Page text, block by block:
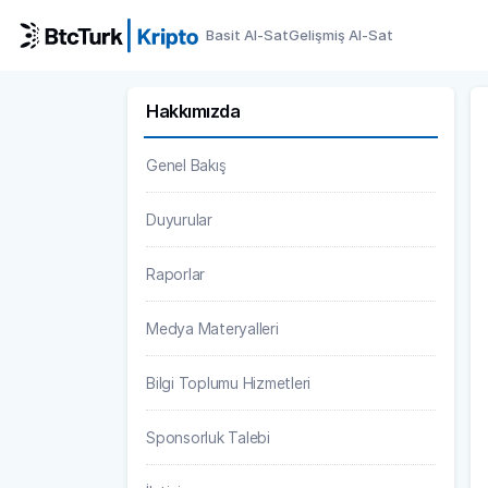
Basit Al-SatGelişmiş Al-Sat
Hakkımızda
Genel Bakış
Duyurular
Raporlar
Medya Materyalleri
Bilgi Toplumu Hizmetleri
Sponsorluk Talebi